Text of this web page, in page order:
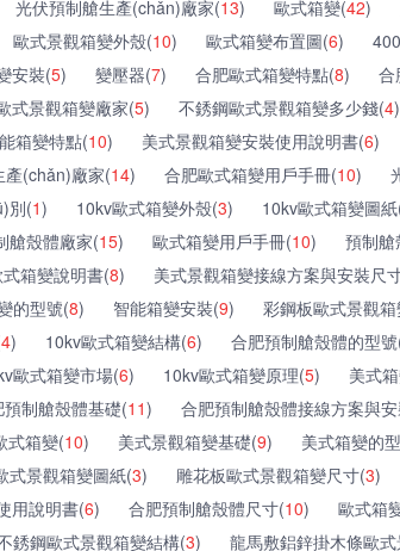
光伏預制艙生產(chǎn)廠家(13) 歐式箱變(42)
歐式景觀箱變外殼(10) 歐式箱變布置圖(6)
安裝(5) 變壓器(7) 合肥歐式箱變特點(8) 合
式景觀箱變廠家(5) 不銹鋼歐式景觀箱變多少錢(4)
箱變特點(10) 美式景觀箱變安裝使用說明書(6)
產(chǎn)廠家(14) 合肥歐式箱變用戶手冊(10)
別(1) 10kv歐式箱變外殼(3) 10kv歐式箱變圖
艙殼體廠家(15) 歐式箱變用戶手冊(10) 預制艙
箱變說明書(8) 美式景觀箱變接線方案與安裝尺
的型號(8) 智能箱變安裝(9) 彩鋼板歐式景觀
4) 10kv歐式箱變結構(6) 合肥預制艙殼體的型
歐式箱變市場(6) 10kv歐式箱變原理(5) 美式
預制艙殼體基礎(11) 合肥預制艙殼體接線方案與
式箱變(10) 美式景觀箱變基礎(9) 美式箱變的
式景觀箱變圖紙(3) 雕花板歐式景觀箱變尺寸(3)
用說明書(6) 合肥預制艙殼體尺寸(10) 歐式箱
銹鋼歐式景觀箱變結構(3) 龍馬敷鋁鋅掛木條歐